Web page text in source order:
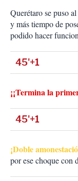
Querétaro se puso
y más tiempo de
podido hacer
45'+1
¡¡Termina la
45'+1
¡Doble
por ese choque con